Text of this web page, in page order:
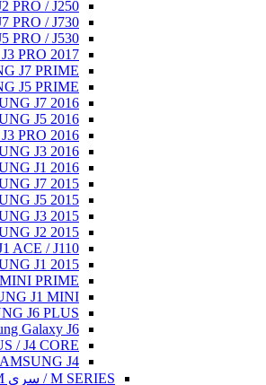
J2 PRO / J250
J7 PRO / J730
J5 PRO / J530
J3 PRO 2017
J7 PRIME
J5 PRIME
SAMSUNG J7 2016
SAMSUNG J5 2016
J3 PRO 2016
SAMSUNG J3 2016
SAMSUNG J1 2016
SAMSUNG J7 2015
SAMSUNG J5 2015
SAMSUNG J3 2015
SAMSUNG J2 2015
J1 ACE / J110
SAMSUNG J1 2015
J1 MINI PRIME
SAMSUNG J1 MINI
SAMSUNG J6 PLUS
Samsung Galaxy J6
J4 PLUS / J4 CORE
SAMSUNG J4
M SERIES / سری M